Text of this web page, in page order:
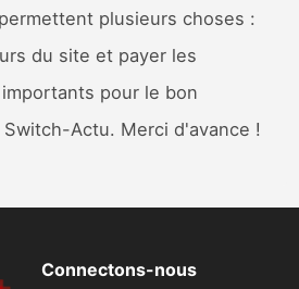
plusieurs choses :
du site et payer les
pour le bon
Actu. Merci d'avance !
Connectons-nous